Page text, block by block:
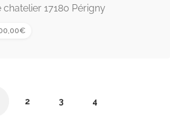
17180 Périgny
2 3 4